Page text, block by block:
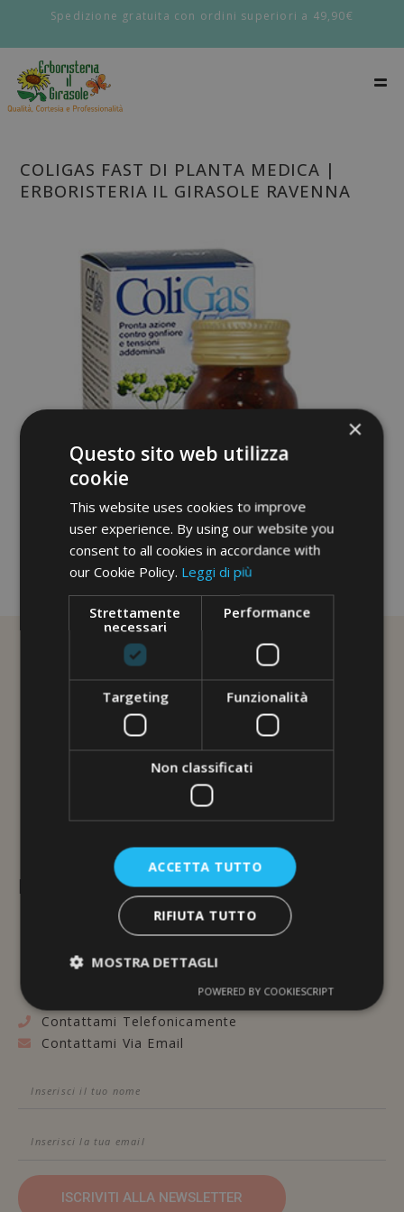
Spedizione gratuita con ordini superiori a 49,90€
COLIGAS FAST DI PLANTA MEDICA |
ERBORISTERIA IL GIRASOLE RAVENNA
L'ERBORISTERIA
Via Brunelleschi, 117
Contattami Telefonicamente
Contattami Via Email
ISCRIVITI ALLA NEWSLETTER
×
Questo sito web utilizza
cookie
This website uses cookies to improve
user experience. By using our website you
consent to all cookies in accordance with
our Cookie Policy. Leggi di più
Strettamente
necessari
Performance
Targeting Funzionalità
Non classificati
ACCETTA TUTTO
RIFIUTA TUTTO
MOSTRA DETTAGLI
POWERED BY COOKIESCRIPT